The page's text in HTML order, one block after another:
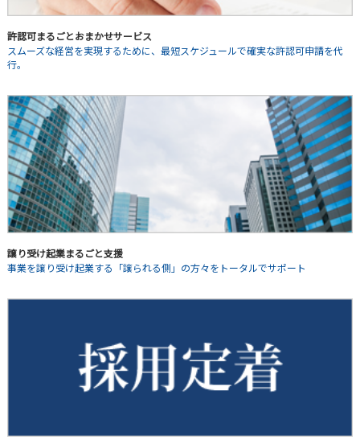
許認可まるごとおまかせサービス
スムーズな経営を実現するために、最短スケジュールで確実な許認可申請を代
行。
譲り受け起業まるごと支援
事業を譲り受け起業する「譲られる側」の方々をトータルでサポート